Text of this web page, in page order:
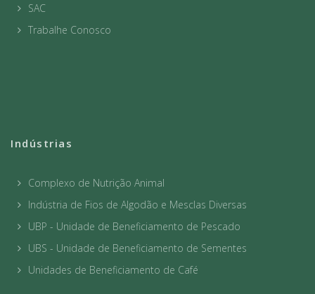
SAC
Trabalhe Conosco
Indústrias
Complexo de Nutrição Animal
Indústria de Fios de Algodão e Mesclas Diversas
UBP - Unidade de Beneficiamento de Pescado
UBS - Unidade de Beneficiamento de Sementes
Unidades de Beneficiamento de Café